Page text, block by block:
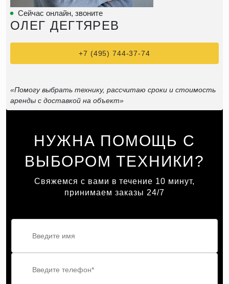
НУЖНА ПОМОЩЬ С
ВЫБОРОМ ТЕХНИКИ?
Свяжемся с вами в течение 10 минут,
принимаем заказы 24/7
Сейчас онлайн, звоните
ОЛЕГ ДЕГТЯРЕВ
+7 (495) 744-37-74
«Помогу выбрать технику, рассчитаю сроки и стоимость
аренды с доставкой на объект»